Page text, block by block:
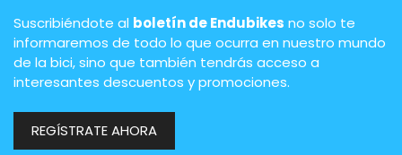
Suscribiéndote al boletín de Endubikes no solo te
informaremos de todo lo que ocurra en nuestro mundo
de la bici, sino que también tendrás acceso a
interesantes descuentos y promociones.
REGÍSTRATE AHORA